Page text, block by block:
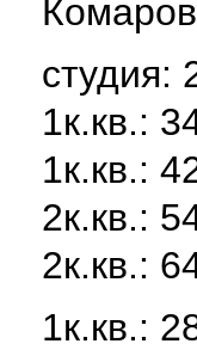
студия:
1к.кв.:
1к.кв.:
2к.кв.:
2к.кв.:
1к.кв.: